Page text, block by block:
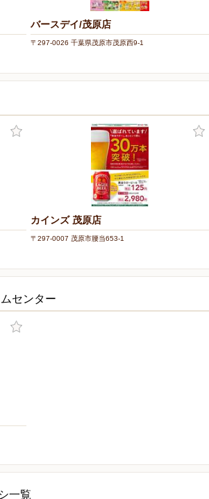
バースデイ/茂原店
〒297-0026 千葉県茂原市茂原西9-1
カインズ 茂原店
〒297-0007 茂原市腰当653-1
センター
一覧